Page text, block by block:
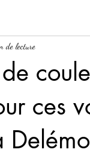
ces
de lecture